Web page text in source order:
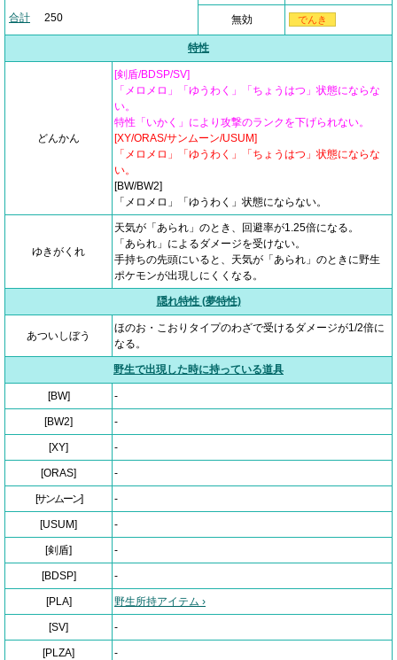
合計
250 無効 でんき
特性
どんかん
[剣盾/BDSP/SV]
「メロメロ」「ゆうわく」「ちょうはつ」状態にならな
い。
特性「いかく」により攻撃のランクを下げられない。
[XY/ORAS/サンムーン/USUM]
「メロメロ」「ゆうわく」「ちょうはつ」状態にならな
い。
[BW/BW2]
「メロメロ」「ゆうわく」状態にならない。
ゆきがくれ
天気が「あられ」のとき、回避率が1.25倍になる。
「あられ」によるダメージを受けない。
手持ちの先頭にいると、天気が「あられ」のときに野生
ポケモンが出現しにくくなる。
隠れ特性 (夢特性)
あついしぼう
ほのお・こおりタイプのわざで受けるダメージが1/2倍に
なる。
野生で出現した時に持っている道具
[BW] -
[BW2] -
[XY] -
[ORAS] -
[サンムーン] -
[USUM] -
[剣盾] -
[BDSP] -
[PLA] 野生所持アイテム ›
[SV] -
[PLZA] -